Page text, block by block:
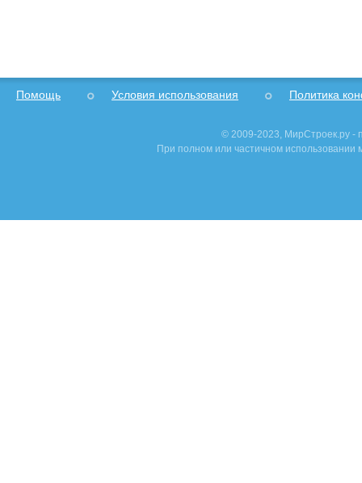
Помощь Условия использования Политика
© 2009-2023, МирСтроек.ру -
При полном или частичном использовании